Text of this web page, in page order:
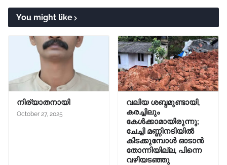
You might like
നിര്യാതനായി
October 27, 2025
വലിയ ശബ്ദമുണ്ടായി,
കരച്ചിലും
കേൾക്കാമായിരുന്നു;
ചേച്ചി മണ്ണിനടിയിൽ
കിടക്കുമ്പോൾ ഓടാൻ
തോന്നിയില്ല, പിന്നെ
വഴിയടഞ്ഞു